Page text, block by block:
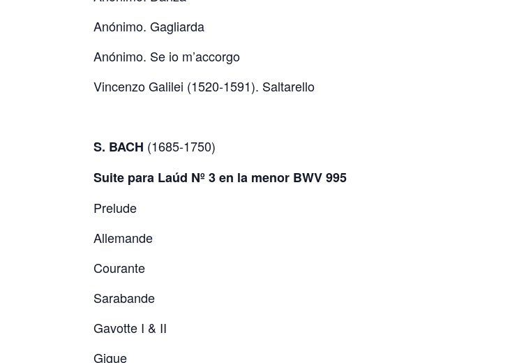
Anónimo. Gagliarda
Anónimo. Se io m’accorgo
Vincenzo Galilei (1520-1591). Saltarello
S. BACH (1685-1750)
Suite para Laúd Nº 3 en la menor BWV 995
Prelude
Allemande
Courante
Sarabande
Gavotte I & II
Gigue